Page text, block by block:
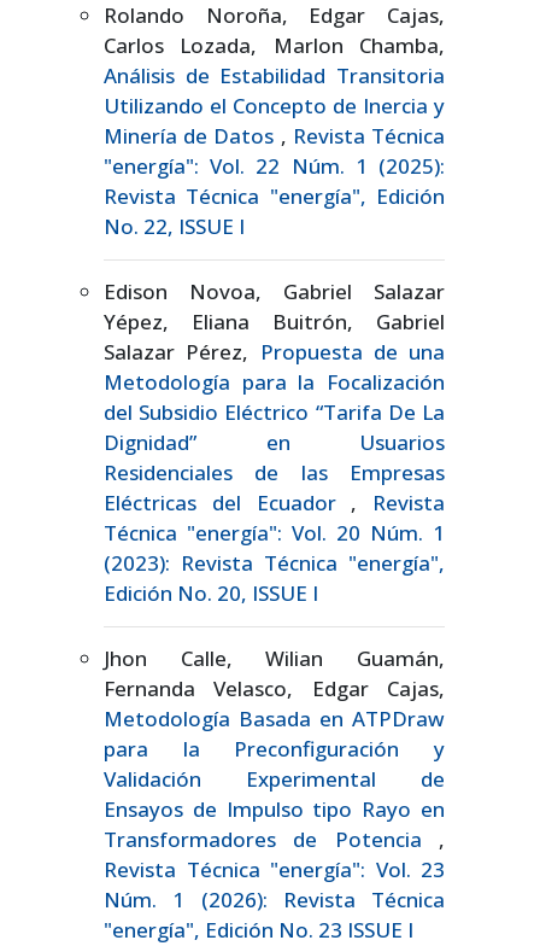
Rolando Noroña, Edgar Cajas,
Carlos Lozada, Marlon Chamba,
Análisis de Estabilidad Transitoria
Utilizando el Concepto de Inercia y
Minería de Datos , Revista Técnica
"energía": Vol. 22 Núm. 1 (2025):
Revista Técnica "energía", Edición
No. 22, ISSUE I
Edison Novoa, Gabriel Salazar
Yépez, Eliana Buitrón, Gabriel
Salazar Pérez, Propuesta de una
Metodología para la Focalización
del Subsidio Eléctrico “Tarifa De La
Dignidad” en Usuarios
Residenciales de las Empresas
Eléctricas del Ecuador , Revista
Técnica "energía": Vol. 20 Núm. 1
(2023): Revista Técnica "energía",
Edición No. 20, ISSUE I
Jhon Calle, Wilian Guamán,
Fernanda Velasco, Edgar Cajas,
Metodología Basada en ATPDraw
para la Preconfiguración y
Validación Experimental de
Ensayos de Impulso tipo Rayo en
Transformadores de Potencia ,
Revista Técnica "energía": Vol. 23
Núm. 1 (2026): Revista Técnica
"energía", Edición No. 23 ISSUE I